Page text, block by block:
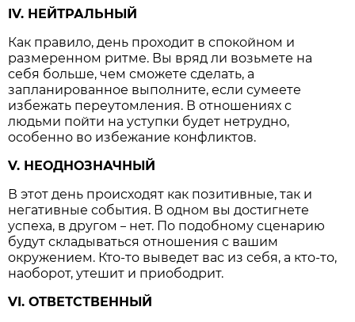
IV. НЕЙТРАЛЬНЫЙ
Как правило, день проходит в спокойном и
размеренном ритме. Вы вряд ли возьмете на
себя больше, чем сможете сделать, а
запланированное выполните, если сумеете
избежать переутомления. В отношениях с
людьми пойти на уступки будет нетрудно,
особенно во избежание конфликтов.
V. НЕОДНОЗНАЧНЫЙ
В этот день происходят как позитивные, так и
негативные события. В одном вы достигнете
успеха, в другом– нет. По подобному сценарию
будут складываться отношения с вашим
окружением. Кто-то выведет вас из себя, а кто-то,
наоборот, утешит и приободрит.
VI. ОТВЕТСТВЕННЫЙ